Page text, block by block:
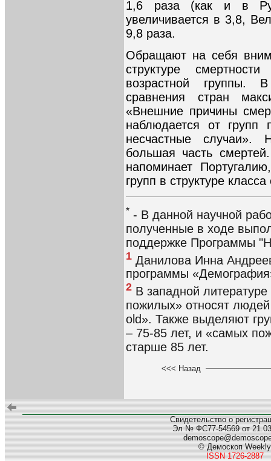
1,6 раза (как и в
увеличивается в 3,8,
9,8 раза.
Обращают на себя
структуре
возрастной группы.
сравнения стран
«Внешние причины
наблюдается от групп
несчастные случаи».
большая часть
напоминает
групп в структуре
* - В данной научной
полученные в ходе
поддержке Программы
1 Данилова Инна
программы
2 В западной
пожилых» относят
old». Также выделяют
– 75-85 лет, и «самых
старше 85 лет.
<<< Назад
Свидетельство о
Эл № ФС77-54569 от
© Демоскоп Weekly
ISSN 1726-2887